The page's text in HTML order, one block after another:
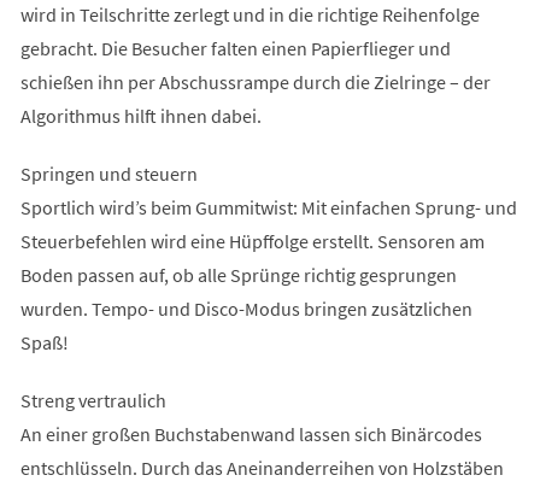
wird in Teilschritte zerlegt und in die richtige Reihenfolge
gebracht. Die Besucher falten einen Papierflieger und
schießen ihn per Abschussrampe durch die Zielringe – der
Algorithmus hilft ihnen dabei.
Springen und steuern
Sportlich wird’s beim Gummitwist: Mit einfachen Sprung- und
Steuerbefehlen wird eine Hüpffolge erstellt. Sensoren am
Boden passen auf, ob alle Sprünge richtig gesprungen
wurden. Tempo- und Disco-Modus bringen zusätzlichen
Spaß!
Streng vertraulich
An einer großen Buchstabenwand lassen sich Binärcodes
entschlüsseln. Durch das Aneinanderreihen von Holzstäben